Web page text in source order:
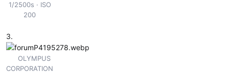
1/2500s
ISO
200
3.
OLYMPUS
CORPORATION